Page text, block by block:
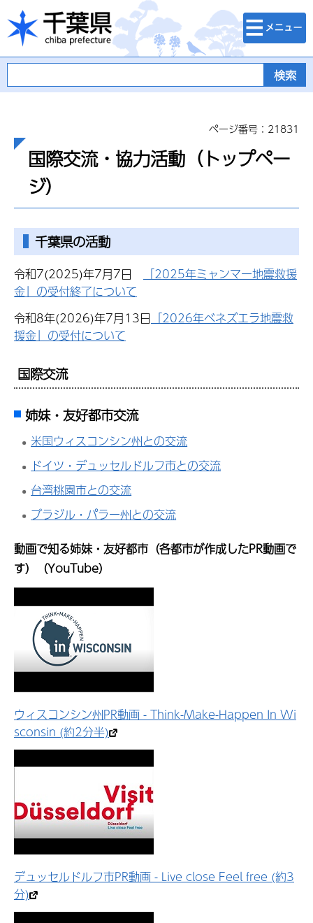
千葉県
検索・メニュ
ー
ページ番号：21831
国際交流・協力活動（トップペー
ジ）
千葉県の活動
令和7(2025)年7月7日
「2025年ミャンマー地震救援
金」の受付終了について
令和8年(2026)年7月13日 「2026年ベネズエラ地震救
援金」の受付について
国際交流
姉妹・友好都市交流
米国ウィスコンシン州との交流
ドイツ・デュッセルドルフ市との交流
台湾桃園市との交流
ブラジル・パラー州との交流
動画で知る姉妹・友好都市（各都市が作成したPR動画で
す）（YouTube）
ウィスコンシン州PR動画 - Think-Make-Happen In Wi
sconsin (約2分半)
デュッセルドルフ市PR動画 - Live close Feel free (約3
分)